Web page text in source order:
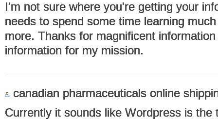
I'm not sure where you're getting your
needs to spend some time learning
more. Thanks for magnificent
information for my mission.
canadian pharmaceuticals online
Currently it sounds like Wordpress is the